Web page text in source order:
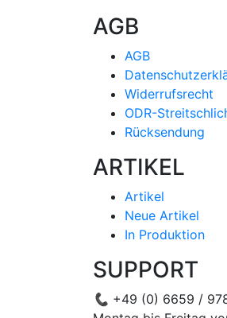
AGB
AGB
Widerrufsrecht
ODR-
Rücksendung
ARTIKEL
Artikel
Neue Artikel
In Produktion
SUPPORT
📞 +49 (0) 6659 /